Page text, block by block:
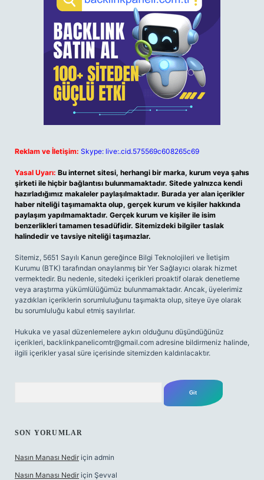
Reklam ve İletişim: Skype: live:.cid.575569c608265c69
Yasal Uyarı: Bu internet sitesi, herhangi bir marka, kurum veya şahıs
şirketi ile hiçbir bağlantısı bulunmamaktadır. Sitede yalnızca kendi
hazırladığımız makaleler paylaşılmaktadır. Burada yer alan içerikler
haber niteliği taşımamakta olup, gerçek kurum ve kişiler hakkında
paylaşım yapılmamaktadır. Gerçek kurum ve kişiler ile isim
benzerlikleri tamamen tesadüfidir. Sitemizdeki bilgiler taslak
halindedir ve tavsiye niteliği taşımazlar.
Sitemiz, 5651 Sayılı Kanun gereğince Bilgi Teknolojileri ve İletişim
Kurumu (BTK) tarafından onaylanmış bir Yer Sağlayıcı olarak hizmet
vermektedir. Bu nedenle, sitedeki içerikleri proaktif olarak denetleme
veya araştırma yükümlülüğümüz bulunmamaktadır. Ancak, üyelerimiz
yazdıkları içeriklerin sorumluluğunu taşımakta olup, siteye üye olarak
bu sorumluluğu kabul etmiş sayılırlar.
Hukuka ve yasal düzenlemelere aykırı olduğunu düşündüğünüz
içerikleri, backlinkpanelicomtr@gmail.com adresine bildirmeniz halinde,
ilgili içerikler yasal süre içerisinde sitemizden kaldırılacaktır.
SON YORUMLAR
Nasın Manası Nedir için admin
Nasın Manası Nedir için Şevval